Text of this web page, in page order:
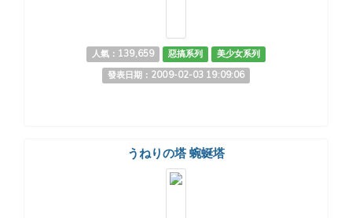
人氣：139,659 惡搞系列
美少女系列
發表日期：2009-02-03 19:09:06
うねりの塔 蜿蜒塔